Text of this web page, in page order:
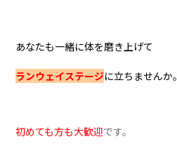
あなたも一緒に体を磨き上げて
ランウェイステージに立ちませんか。
初めても方も大歓迎です。